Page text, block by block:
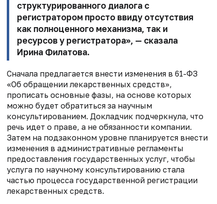
структурированного диалога с
регистратором просто ввиду отсутствия
как полноценного механизма, так и
ресурсов у регистратора», — сказала
Ирина Филатова.
Сначала предлагается внести изменения в 61-ФЗ
«Об обращении лекарственных средств»,
прописать основные фазы, на основе которых
можно будет обратиться за научным
консультированием. Докладчик подчеркнула, что
речь идет о праве, а не обязанности компании.
Затем на подзаконном уровне планируется внести
изменения в административные регламенты
предоставления государственных услуг, чтобы
услуга по научному консультированию стала
частью процесса государственной регистрации
лекарственных средств.